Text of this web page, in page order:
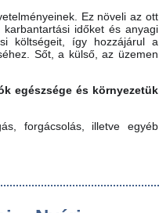
Ez növeli az ott
időket és anyagi
költségeit, így hozzájárul a
Sőt, a külső, az üzemen
egészsége és környezetük
forgácsolás, illetve egyéb